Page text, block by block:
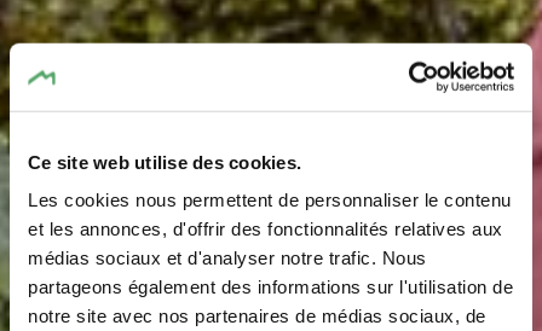
Ce site web utilise des cookies.
Les cookies nous permettent de personnaliser le contenu
et les annonces, d'offrir des fonctionnalités relatives aux
médias sociaux et d'analyser notre trafic. Nous
partageons également des informations sur l'utilisation de
notre site avec nos partenaires de médias sociaux, de
Domaine René Krippes